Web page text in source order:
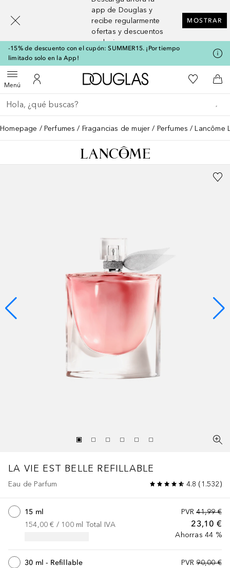
app de Douglas y
recibe regularmente
ofertas y descuentos
exclusivos
MOSTRAR
-15% de descuento con el cupón: SUMMER15. ¡Por tiempo
limitado solo en la App!
MenúAbrir menúMi cuenta
A Douglas HomeMi lista de
A
Regresar
Ejecutar búsqueda
Homepage Perfumes Fragancias de mujer Perfumes Lancôme
LA VIE EST BELLE REFILLABLE
Eau de Parfum 4.8 ( 1.532)
PVR 41,99 €
23,10 €
Ahorras 44 %
15 ml
154,00 € / 100 ml Total IVA
PVR 90,00 €
30 ml - Refillable
[navigation.slideout.screenreader]